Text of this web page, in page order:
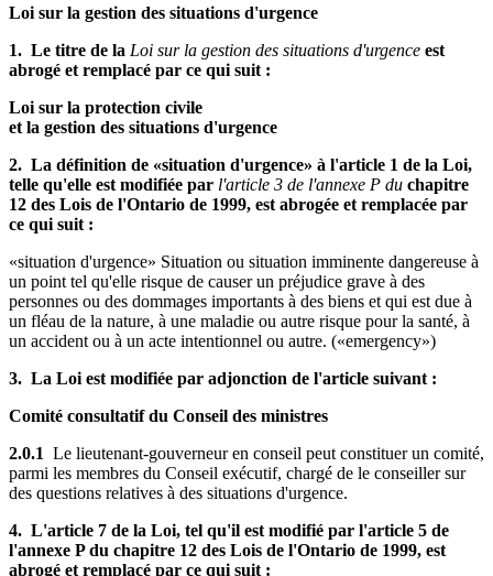
Loi sur la gestion des situations d'urgence
1. Le titre de la Loi sur la gestion des situations d'urgence est
abrogé et remplacé par ce qui suit :
Loi sur la protection civile
et la gestion des situations d'urgence
2. La définition de «situation d'urgence» à l'article 1 de la Loi,
telle qu'elle est modifiée par l'article 3 de l'annexe P du chapitre
12 des Lois de l'Ontario de 1999, est abrogée et remplacée par
ce qui suit :
«situation d'urgence» Situation ou situation imminente dangereuse à
un point tel qu'elle risque de causer un préjudice grave à des
personnes ou des dommages importants à des biens et qui est due à
un fléau de la nature, à une maladie ou autre risque pour la santé, à
un accident ou à un acte intentionnel ou autre. («emergency»)
3. La Loi est modifiée par adjonction de l'article suivant :
Comité consultatif du Conseil des ministres
2.0.1 Le lieutenant-gouverneur en conseil peut constituer un comité,
parmi les membres du Conseil exécutif, chargé de le conseiller sur
des questions relatives à des situations d'urgence.
4. L'article 7 de la Loi, tel qu'il est modifié par l'article 5 de
l'annexe P du chapitre 12 des Lois de l'Ontario de 1999, est
abrogé et remplacé par ce qui suit :